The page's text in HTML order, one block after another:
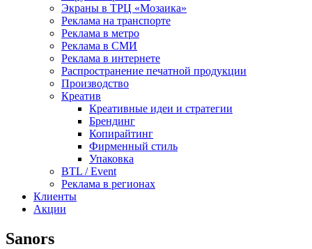
Экраны в ТРЦ «Мозаика»
Реклама на транспорте
Реклама в метро
Реклама в СМИ
Реклама в интернете
Распространение печатной продукции
Производство
Креатив
Креативные идеи и стратегии
Брендинг
Копирайтинг
Фирменный стиль
Упаковка
BTL / Event
Реклама в регионах
Клиенты
Акции
Sanors